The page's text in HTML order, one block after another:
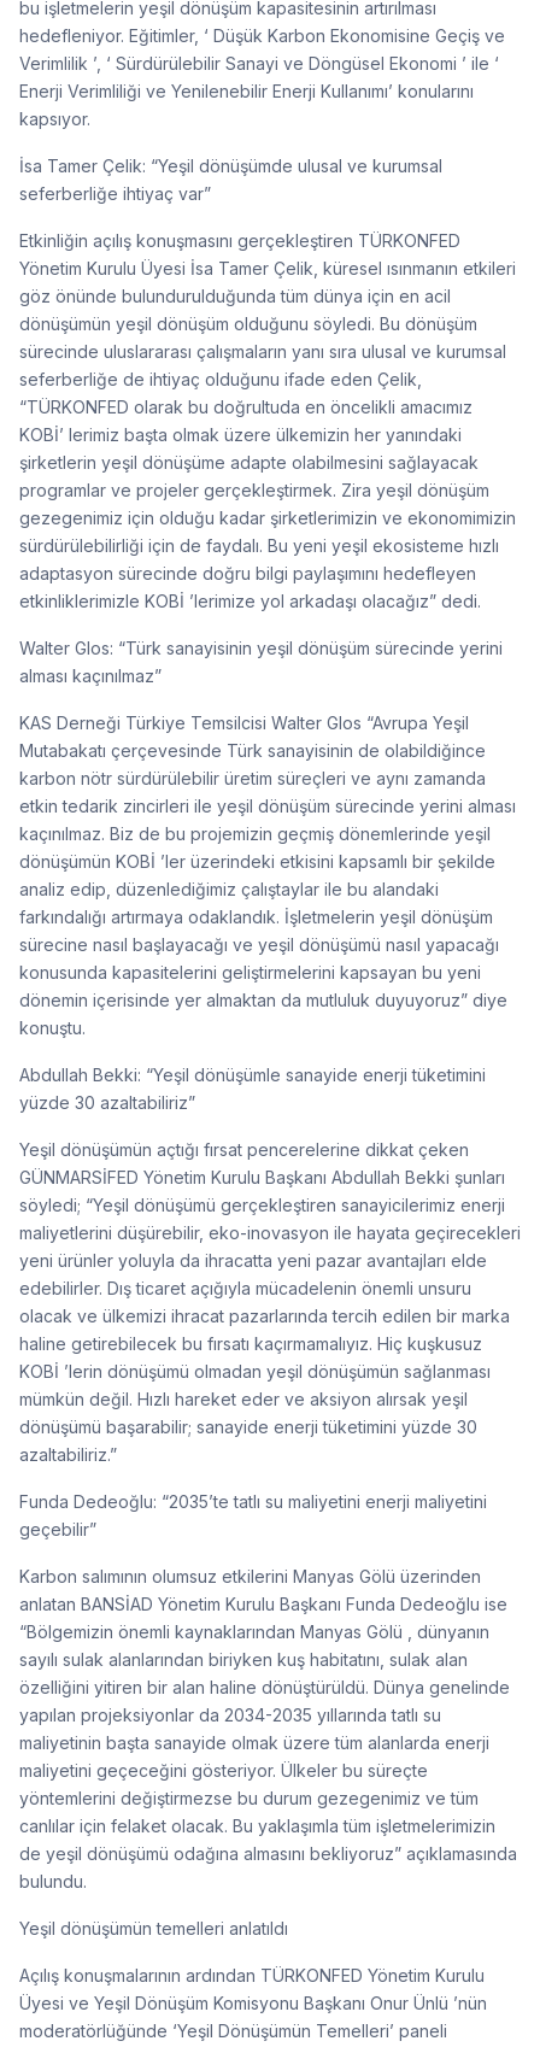
bu işletmelerin yeşil dönüşüm kapasitesinin artırılması
hedefleniyor. Eğitimler, ‘ Düşük Karbon Ekonomisine Geçiş ve
Verimlilik ’, ‘ Sürdürülebilir Sanayi ve Döngüsel Ekonomi ’ ile ‘
Enerji Verimliliği ve Yenilenebilir Enerji Kullanımı’ konularını
kapsıyor.
İsa Tamer Çelik: “Yeşil dönüşümde ulusal ve kurumsal
seferberliğe ihtiyaç var”
Etkinliğin açılış konuşmasını gerçekleştiren TÜRKONFED
Yönetim Kurulu Üyesi İsa Tamer Çelik, küresel ısınmanın etkileri
göz önünde bulundurulduğunda tüm dünya için en acil
dönüşümün yeşil dönüşüm olduğunu söyledi. Bu dönüşüm
sürecinde uluslararası çalışmaların yanı sıra ulusal ve kurumsal
seferberliğe de ihtiyaç olduğunu ifade eden Çelik,
“TÜRKONFED olarak bu doğrultuda en öncelikli amacımız
KOBİ’ lerimiz başta olmak üzere ülkemizin her yanındaki
şirketlerin yeşil dönüşüme adapte olabilmesini sağlayacak
programlar ve projeler gerçekleştirmek. Zira yeşil dönüşüm
gezegenimiz için olduğu kadar şirketlerimizin ve ekonomimizin
sürdürülebilirliği için de faydalı. Bu yeni yeşil ekosisteme hızlı
adaptasyon sürecinde doğru bilgi paylaşımını hedefleyen
etkinliklerimizle KOBİ ’lerimize yol arkadaşı olacağız” dedi.
Walter Glos: “Türk sanayisinin yeşil dönüşüm sürecinde yerini
alması kaçınılmaz”
KAS Derneği Türkiye Temsilcisi Walter Glos “Avrupa Yeşil
Mutabakatı çerçevesinde Türk sanayisinin de olabildiğince
karbon nötr sürdürülebilir üretim süreçleri ve aynı zamanda
etkin tedarik zincirleri ile yeşil dönüşüm sürecinde yerini alması
kaçınılmaz. Biz de bu projemizin geçmiş dönemlerinde yeşil
dönüşümün KOBİ ’ler üzerindeki etkisini kapsamlı bir şekilde
analiz edip, düzenlediğimiz çalıştaylar ile bu alandaki
farkındalığı artırmaya odaklandık. İşletmelerin yeşil dönüşüm
sürecine nasıl başlayacağı ve yeşil dönüşümü nasıl yapacağı
konusunda kapasitelerini geliştirmelerini kapsayan bu yeni
dönemin içerisinde yer almaktan da mutluluk duyuyoruz” diye
konuştu.
Abdullah Bekki: “Yeşil dönüşümle sanayide enerji tüketimini
yüzde 30 azaltabiliriz”
Yeşil dönüşümün açtığı fırsat pencerelerine dikkat çeken
GÜNMARSİFED Yönetim Kurulu Başkanı Abdullah Bekki şunları
söyledi; “Yeşil dönüşümü gerçekleştiren sanayicilerimiz enerji
maliyetlerini düşürebilir, eko-inovasyon ile hayata geçirecekleri
yeni ürünler yoluyla da ihracatta yeni pazar avantajları elde
edebilirler. Dış ticaret açığıyla mücadelenin önemli unsuru
olacak ve ülkemizi ihracat pazarlarında tercih edilen bir marka
haline getirebilecek bu fırsatı kaçırmamalıyız. Hiç kuşkusuz
KOBİ ’lerin dönüşümü olmadan yeşil dönüşümün sağlanması
mümkün değil. Hızlı hareket eder ve aksiyon alırsak yeşil
dönüşümü başarabilir; sanayide enerji tüketimini yüzde 30
azaltabiliriz.”
Funda Dedeoğlu: “2035’te tatlı su maliyetini enerji maliyetini
geçebilir”
Karbon salımının olumsuz etkilerini Manyas Gölü üzerinden
anlatan BANSİAD Yönetim Kurulu Başkanı Funda Dedeoğlu ise
“Bölgemizin önemli kaynaklarından Manyas Gölü , dünyanın
sayılı sulak alanlarından biriyken kuş habitatını, sulak alan
özelliğini yitiren bir alan haline dönüştürüldü. Dünya genelinde
yapılan projeksiyonlar da 2034-2035 yıllarında tatlı su
maliyetinin başta sanayide olmak üzere tüm alanlarda enerji
maliyetini geçeceğini gösteriyor. Ülkeler bu süreçte
yöntemlerini değiştirmezse bu durum gezegenimiz ve tüm
canlılar için felaket olacak. Bu yaklaşımla tüm işletmelerimizin
de yeşil dönüşümü odağına almasını bekliyoruz” açıklamasında
bulundu.
Yeşil dönüşümün temelleri anlatıldı
Açılış konuşmalarının ardından TÜRKONFED Yönetim Kurulu
Üyesi ve Yeşil Dönüşüm Komisyonu Başkanı Onur Ünlü ’nün
moderatörlüğünde ‘Yeşil Dönüşümün Temelleri’ paneli